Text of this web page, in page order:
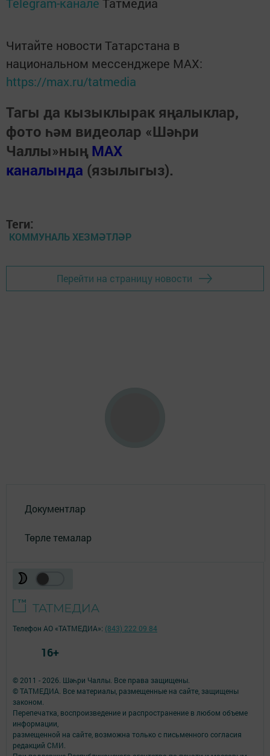
Читайте новости Татарстана в
национальном мессенджере MАХ:
https://max.ru/tatmedia
Тагы да кызыклырак яңалыклар,
фото һәм видеолар «Шәһри
Чаллы»ның MAX
каналында (язылыгыз).
Теги:
КОММУНАЛЬ ХЕЗМӘТЛӘР
Перейти на страницу новости
Документлар
Төрле темалар
© 2011 - 2026. Шәһри Чаллы. Все права защищены.
© ТАТМЕДИА. Все материалы, размещенные на сайте, защищены
законом.
Перепечатка, воспроизведение и распространение в любом объеме
информации,
размещенной на сайте, возможна только с письменного согласия
редакций СМИ.
Телефон АО «ТАТМЕДИА»: (843) 222 09 84
16+